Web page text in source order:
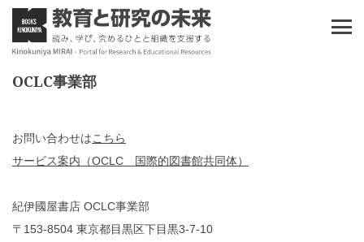
OCLC事業部
お問い合わせはこちら
サービス案内（OCLC 国際的図書館共同体）
紀伊國屋書店 OCLC事業部
〒153-8504 東京都目黒区下目黒3-7-10